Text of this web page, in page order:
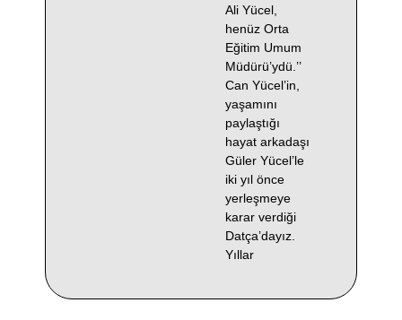
Ali Yücel,
henüz Orta
Eğitim Umum
Müdürü’ydü.’’
Can Yücel’in,
yaşamını
paylaştığı
hayat arkadaşı
Güler Yücel’le
iki yıl önce
yerleşmeye
karar verdiği
Datça’dayız.
Yıllar